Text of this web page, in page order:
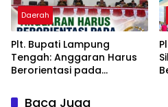
Daerah
Plt. Bupati Lampung
Tengah: Anggaran Harus
Berorientasi pada
Baca Juga